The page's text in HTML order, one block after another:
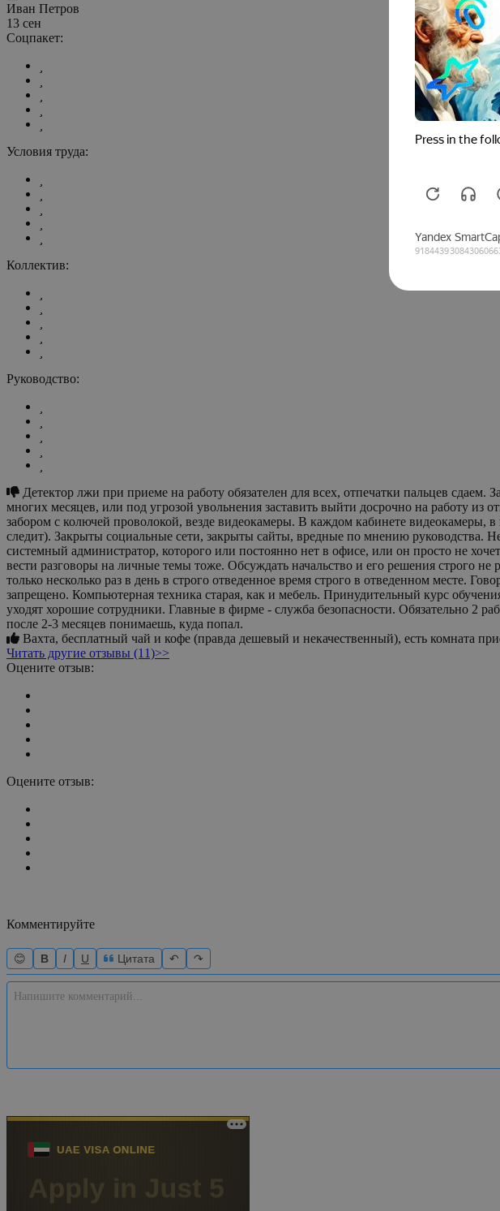
Иван Петров
13 сен
Соцпакет:
Условия труда:
Коллектив:
Руководство:
многих месяцев, или под угрозой увольнения заставить выйти досрочно на работу
забором с колючей проволокой, везде видеокамеры. В каждом кабинете видеокамеры,
следит). Закрыты социальные сети, закрыты сайты, вредные по мнению руководства.
системный администратор, которого или постоянно нет в офисе, или он просто не
вести разговоры на личные темы тоже. Обсуждать начальство и его решения строго
только несколько раз в день в строго отведенное время строго в отведенном месте.
запрещено. Компьютерная техника старая, как и мебель. Принудительный курс
уходят хорошие сотрудники. Главные в фирме - служба безопасности. Обязательно 2
после 2-3 месяцев понимаешь, куда попал.
Вахта, бесплатный чай и кофе (правда дешевый и некачественный), есть комната
Читать другие отзывы (11)>>
Оцените отзыв:
Оцените отзыв:
Комментируйте
😊 B I U Цитата ↶ ↷